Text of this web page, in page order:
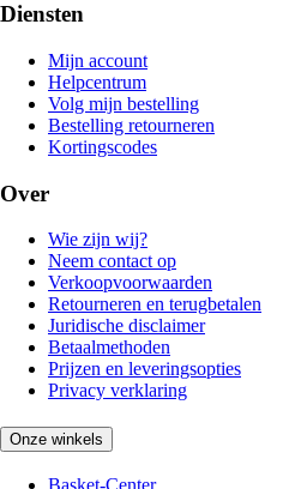
Diensten
Mijn account
Helpcentrum
Volg mijn bestelling
Bestelling retourneren
Kortingscodes
Over
Wie zijn wij?
Neem contact op
Verkoopvoorwaarden
Retourneren en terugbetalen
Juridische disclaimer
Betaalmethoden
Prijzen en leveringsopties
Privacy verklaring
Onze winkels
Basket-Center